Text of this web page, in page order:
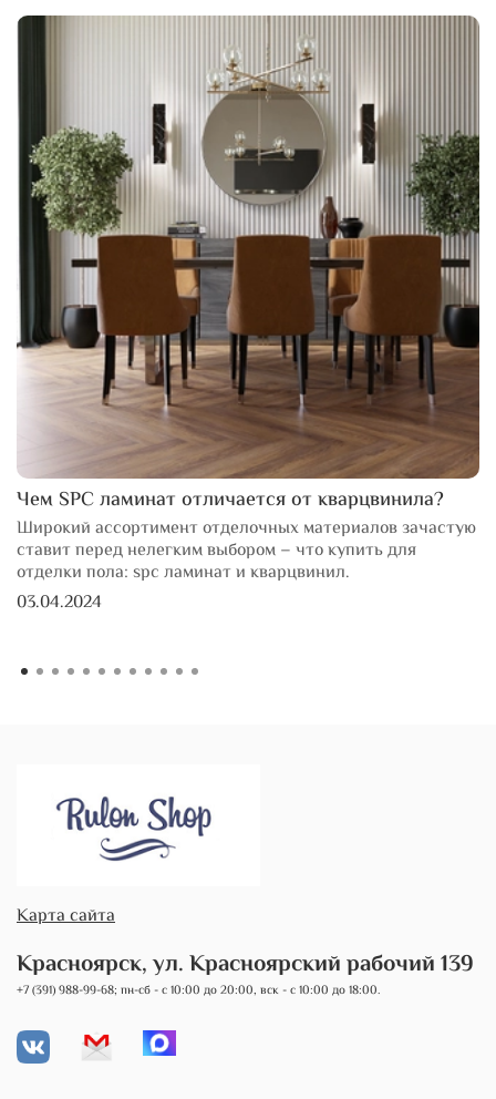
Чем SPC ламинат отличается от кварцвинила?
Широкий ассортимент отделочных материалов зачастую
ставит перед нелегким выбором – что купить для
отделки пола: spc ламинат и кварцвинил.
03.04.2024
Красноярск, ул. Красноярский рабочий 139
+7 (391) 988-99-68; пн-сб - с 10:00 до 20:00, вск - с 10:00 до 18:00.
Карта сайта